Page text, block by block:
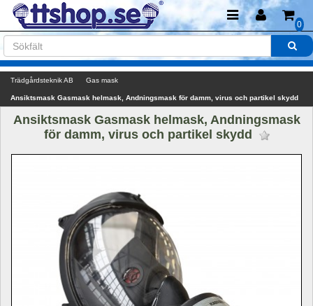
0
Trädgårdsteknik AB Gas mask
Ansiktsmask Gasmask helmask, Andningsmask för damm, virus och partikel skydd
Ansiktsmask Gasmask helmask, Andningsmask
för damm, virus och partikel skydd